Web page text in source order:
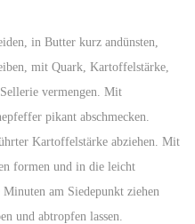
in Butter kurz andünsten,
mit Quark, Kartoffelstärke,
vermengen. Mit
pikant abschmecken.
Kartoffelstärke abziehen. Mit
formen und in die leicht
am Siedepunkt ziehen
und abtropfen lassen.